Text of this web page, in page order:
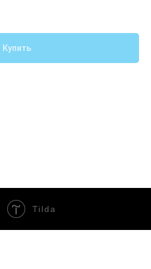
Купить
Tilda